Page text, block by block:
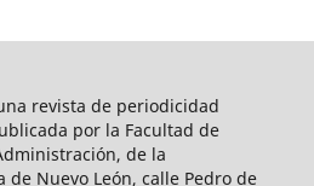
revista de periodicidad
por la Facultad de
de la
de Nuevo León, calle Pedro de